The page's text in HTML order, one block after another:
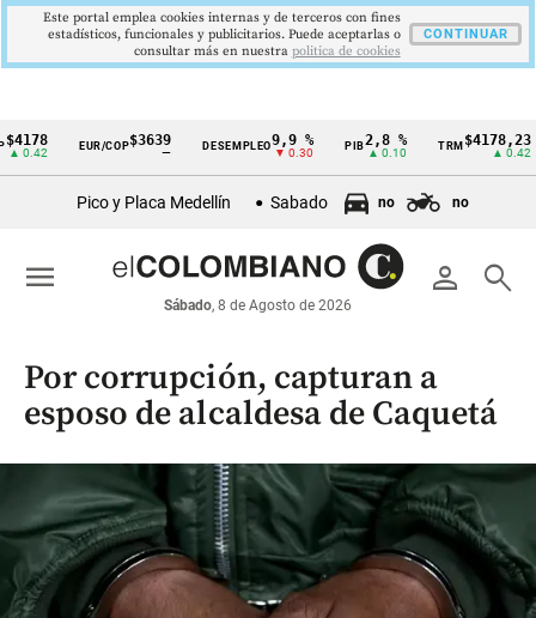
Cintillo
económicos
Colombia
EUR/COP$3639
—
DESEMPLEO9,9 %
▼ 0.30
PIB 2,8 %
▲ 0.10
TRM $4178,23
▲ 0.42
Pico y Placa Medellín Sabado no no
person search
Sábado, 8 de Agosto de 2026
menu
Por corrupción, capturan a
esposo de alcaldesa de Caquetá
Este portal emplea cookies internas y de terceros con fines
estadísticos, funcionales y publicitarios. Puede aceptarlas o
consultar más en nuestra politica de cookies
CONTINUAR